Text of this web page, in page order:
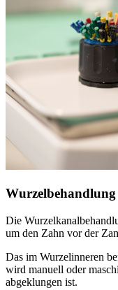
Die
um den Zahn vor der
Das im Wurzelinneren
wird manuell oder
abgeklungen ist.